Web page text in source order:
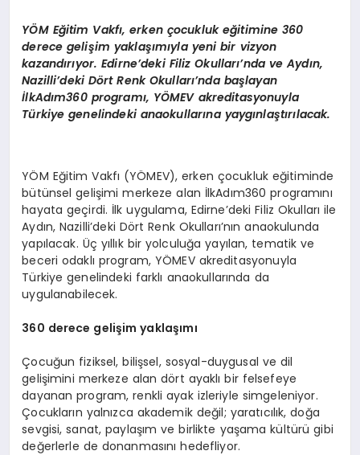
YÖM Eğitim Vakfı, erken çocukluk eğitimine 360
derece gelişim yaklaşımıyla yeni bir vizyon
kazandırıyor. Edirne’deki Filiz Okulları’nda ve Aydın,
Nazilli’deki Dört Renk Okulları’nda başlayan
İlkAdım360 programı, YÖMEV akreditasyonuyla
Türkiye genelindeki anaokullarına yaygınlaştırılacak.
YÖM Eğitim Vakfı (YÖMEV), erken çocukluk eğitiminde
bütünsel gelişimi merkeze alan İlkAdım360 programını
hayata geçirdi. İlk uygulama, Edirne’deki Filiz Okulları ile
Aydın, Nazilli’deki Dört Renk Okulları’nın anaokulunda
yapılacak. Üç yıllık bir yolculuğa yayılan, tematik ve
beceri odaklı program, YÖMEV akreditasyonuyla
Türkiye genelindeki farklı anaokullarında da
uygulanabilecek.
360 derece gelişim yaklaşımı
Çocuğun fiziksel, bilişsel, sosyal-duygusal ve dil
gelişimini merkeze alan dört ayaklı bir felsefeye
dayanan program, renkli ayak izleriyle simgeleniyor.
Çocukların yalnızca akademik değil; yaratıcılık, doğa
sevgisi, sanat, paylaşım ve birlikte yaşama kültürü gibi
değerlerle de donanmasını hedefliyor.